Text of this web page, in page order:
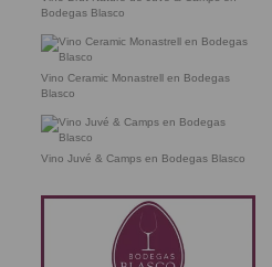
Bodegas Blasco
Vino Ceramic Monastrell en Bodegas
Blasco
Vino Juvé & Camps en Bodegas Blasco